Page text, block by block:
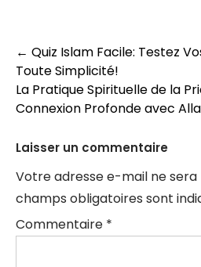
Navigation
des
articles
← Quiz Islam Facile: Testez
Toute Simplicité!
La Pratique Spirituelle de la
Connexion Profonde avec
Laisser un commentaire
Votre adresse e-mail ne sera
champs obligatoires sont
Commentaire *